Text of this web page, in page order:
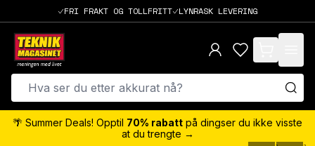
FRI FRAKT OG TOLLFRITT LYNRASK LEVERING
items in cart,
🌴 Summer Deals! Opptil 70% rabatt på dingser du ikke visste
at du trengte →